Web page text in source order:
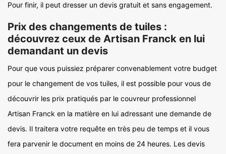
Pour finir, il peut dresser un devis gratuit et sans engagement.
Prix des changements de tuiles :
découvrez ceux de Artisan Franck en lui
demandant un devis
Pour que vous puissiez préparer convenablement votre budget
pour le changement de vos tuiles, il est possible pour vous de
découvrir les prix pratiqués par le couvreur professionnel
Artisan Franck en la matière en lui adressant une demande de
devis. Il traitera votre requête en très peu de temps et il vous
fera parvenir le document en moins de 24 heures. Les devis